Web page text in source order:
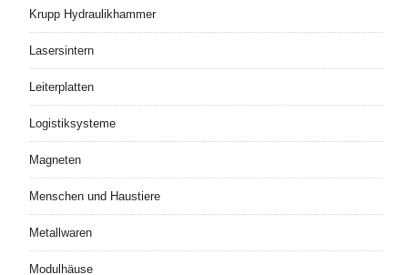
Krupp Hydraulikhammer
Lasersintern
Leiterplatten
Logistiksysteme
Magneten
Menschen und Haustiere
Metallwaren
Modulhäuse